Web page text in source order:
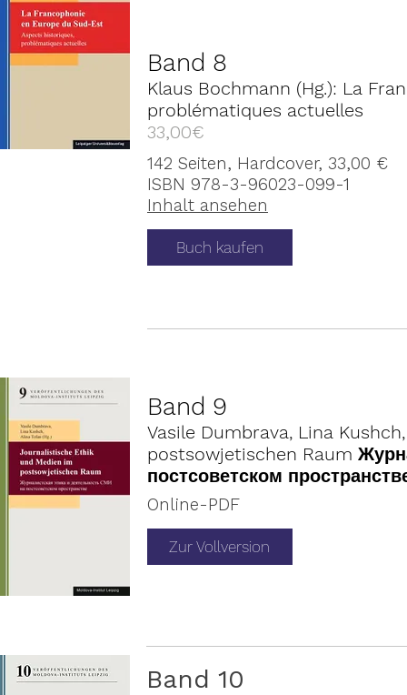
Band 8
Klaus Bochmann (Hg.): La
problématiques actuelles
33,00€
142 Seiten, Hardcover, 33,00 €
ISBN 978-3-96023-099-1
Inhalt ansehen
Buch kaufen
Band 9
Vasile Dumbrava, Lina
postsowjetischen Raum
постсоветском
Online-PDF
Zur Vollversion
Band 10